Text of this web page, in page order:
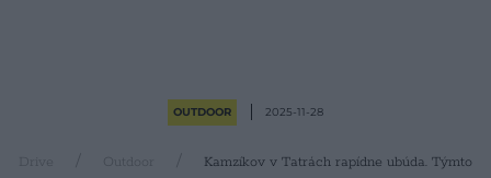
OUTDOOR 2025-11-28
Drive Outdoor
Kamzíkov v Tatrách rapídne ubúda. Týmto